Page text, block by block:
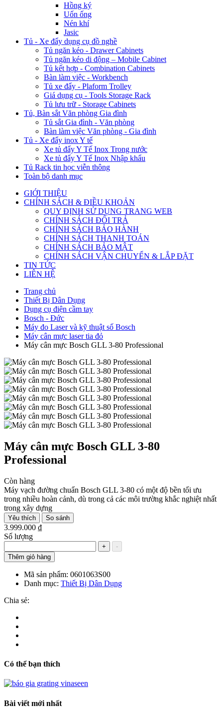
Hồng ký
Uốn ống
Nén khí
Jasic
Tủ - Xe đẩy dụng cụ đồ nghề
Tủ ngăn kéo - Drawer Cabinets
Tủ ngăn kéo di động – Mobile Cabinet
Tủ kết hợp - Combination Cabinets
Bàn làm việc - Workbench
Tủ xe đẩy - Plaform Trolley
Giá dụng cụ - Tools Storage Rack
Tủ lưu trữ - Storage Cabinets
Tủ, Bàn sắt Văn phòng Gia đình
Tủ sắt Gia đình - Văn phòng
Bàn làm việc Văn phòng - Gia đình
Tủ - Xe đẩy inox Y tế
Xe tủ đẩy Y Tế Inox Trong nước
Xe tủ đẩy Y Tế Inox Nhập khẩu
Tủ Rack tin học viễn thông
Toàn bộ danh mục
GIỚI THIỆU
CHÍNH SÁCH & ĐIỀU KHOẢN
QUY ĐỊNH SỬ DỤNG TRANG WEB
CHÍNH SÁCH ĐỔI TRẢ
CHÍNH SÁCH BẢO HÀNH
CHÍNH SÁCH THANH TOÁN
CHÍNH SÁCH BẢO MẬT
CHÍNH SÁCH VẬN CHUYỂN & LẮP ĐẶT
TIN TỨC
LIÊN HỆ
Trang chủ
Thiết Bị Dân Dụng
Dụng cụ điện cầm tay
Bosch - Đức
Máy đo Laser và kỹ thuật số Bosch
Máy cân mực laser tia đỏ
Máy cân mực Bosch GLL 3-80 Professional
Máy cân mực Bosch GLL 3-80
Professional
Còn hàng
Máy vạch đường chuẩn Bosch GLL 3-80 có một độ bền tối ưu
trong nhiều hoàn cảnh, dù trong cả các môi trường khắc nghiệt nhất
trong xây dựng
Yêu thích So sánh
3.999.000 ₫
Số lượng
+
-
Thêm giỏ hàng
Mã sản phẩm: 0601063S00
Danh mục: Thiết Bị Dân Dụng
Chia sẻ:
Có thể bạn thích
Bài viết mới nhất